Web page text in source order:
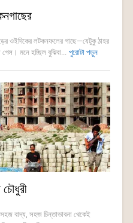
ওইদিকের লটকনফলের গাছে—যেটুকু ঠাহর
গেল। মনে হচ্ছিল বুঝিবা... পুরোটা পড়ুন
বাদ্য, সহজ চিন্তাভাবনা থেকেই